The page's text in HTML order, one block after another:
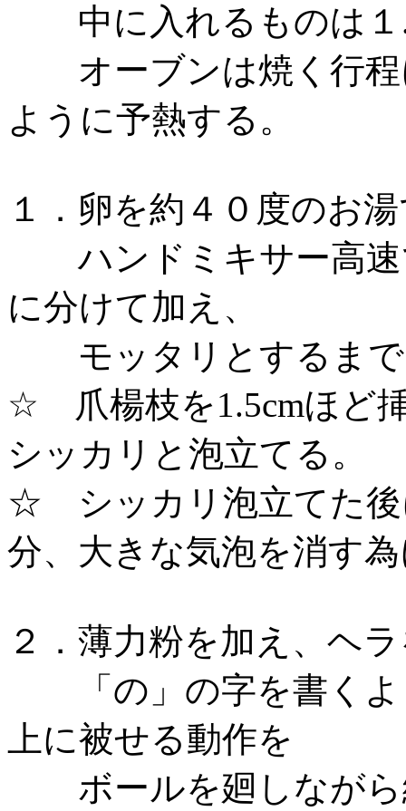
中に入れるものは１.
オーブンは焼く行程
ように予熱する。
１．卵を約４０度のお
ハンドミキサー高速
に分けて加え、
モッタリとするま
☆ 爪楊枝を1.5cmほど
シッカリと泡立てる。
☆ シッカリ泡立てた後
分、大きな気泡を消す
２．薄力粉を加え、ヘ
「の」の字を書くよ
上に被せる動作を
ボールを廻しながら